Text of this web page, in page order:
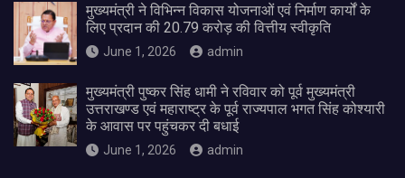
मुख्यमंत्री ने विभिन्न विकास योजनाओं एवं निर्माण कार्यों के
लिए प्रदान की 20.79 करोड़ की वित्तीय स्वीकृति
June 1, 2026 admin
मुख्यमंत्री पुष्कर सिंह धामी ने रविवार को पूर्व मुख्यमंत्री
उत्तराखण्ड एवं महाराष्ट्र के पूर्व राज्यपाल भगत सिंह कोश्यारी
के आवास पर पहुंचकर दी बधाई
June 1, 2026 admin